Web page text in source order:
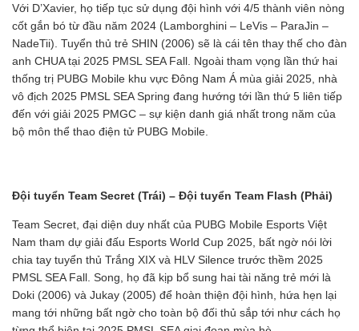
Với D’Xavier, họ tiếp tục sử dụng đội hình với 4/5 thành viên nòng
cốt gắn bó từ đầu năm 2024 (Lamborghini – LeVis – ParaJin –
NadeTii). Tuyển thủ trẻ SHIN (2006) sẽ là cái tên thay thế cho đàn
anh CHUA tại 2025 PMSL SEA Fall. Ngoài tham vọng lần thứ hai
thống trị PUBG Mobile khu vực Đông Nam Á mùa giải 2025, nhà
vô địch 2025 PMSL SEA Spring đang hướng tới lần thứ 5 liên tiếp
đến với giải 2025 PMGC – sự kiện danh giá nhất trong năm của
bộ môn thể thao điện tử PUBG Mobile.
Đội tuyển Team Secret (Trái) – Đội tuyển Team Flash (Phải)
Team Secret, đại diện duy nhất của PUBG Mobile Esports Việt
Nam tham dự giải đấu Esports World Cup 2025, bất ngờ nói lời
chia tay tuyển thủ Trắng XIX và HLV Silence trước thềm 2025
PMSL SEA Fall. Song, họ đã kịp bổ sung hai tài năng trẻ mới là
Doki (2006) và Jukay (2005) để hoàn thiện đội hình, hứa hẹn lại
mang tới những bất ngờ cho toàn bộ đối thủ sắp tới như cách họ